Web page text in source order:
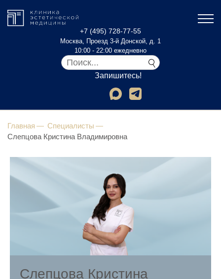
+7 (495) 728-77-55
Москва, Проезд 3-й Донской, д. 1
10:00 - 22:00 ежедневно
Запишитесь!
Главная
Специалисты
Слепцова Кристина Владимировна
Слепцова Кристина